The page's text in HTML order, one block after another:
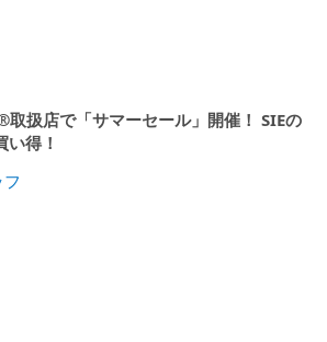
扱店で「サマーセール」開催！ SIEの
得！